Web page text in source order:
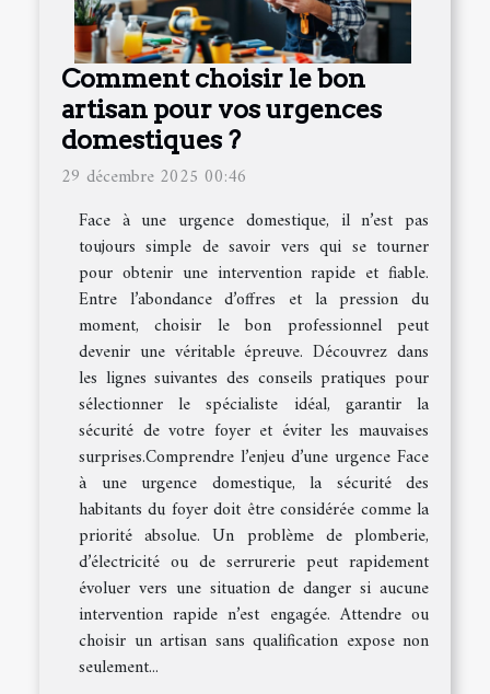
Comment choisir le bon
artisan pour vos urgences
domestiques ?
29 décembre 2025 00:46
Face à une urgence domestique, il n’est pas
toujours simple de savoir vers qui se tourner
pour obtenir une intervention rapide et fiable.
Entre l’abondance d’offres et la pression du
moment, choisir le bon professionnel peut
devenir une véritable épreuve. Découvrez dans
les lignes suivantes des conseils pratiques pour
sélectionner le spécialiste idéal, garantir la
sécurité de votre foyer et éviter les mauvaises
surprises.Comprendre l’enjeu d’une urgence Face
à une urgence domestique, la sécurité des
habitants du foyer doit être considérée comme la
priorité absolue. Un problème de plomberie,
d’électricité ou de serrurerie peut rapidement
évoluer vers une situation de danger si aucune
intervention rapide n’est engagée. Attendre ou
choisir un artisan sans qualification expose non
seulement...